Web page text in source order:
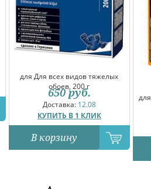
для Для всех видов тяжелых
обоев, 200 г
Доставка: 12.08
КУПИТЬ В 1 КЛИК
650 руб.
В корзину